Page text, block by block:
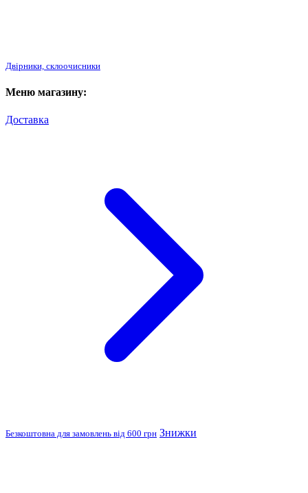
Двірники, склоочисники
Меню магазину:
Доставка
Безкоштовна для замовлень від 600 грн Знижки